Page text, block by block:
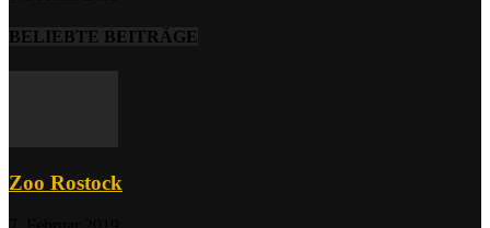
BELIEBTE BEITRÄGE
Zoo Rostock